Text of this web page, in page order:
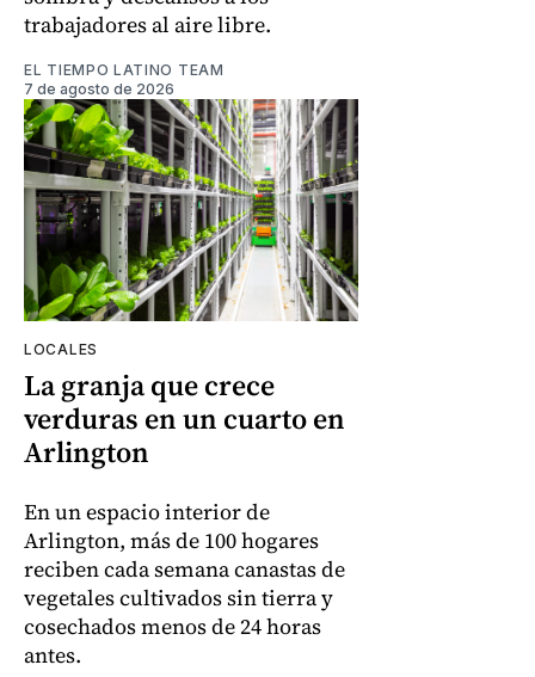
trabajadores al aire libre.
EL TIEMPO LATINO TEAM
7 de agosto de 2026
LOCALES
La granja que crece
verduras en un cuarto en
Arlington
En un espacio interior de
Arlington, más de 100 hogares
reciben cada semana canastas de
vegetales cultivados sin tierra y
cosechados menos de 24 horas
antes.